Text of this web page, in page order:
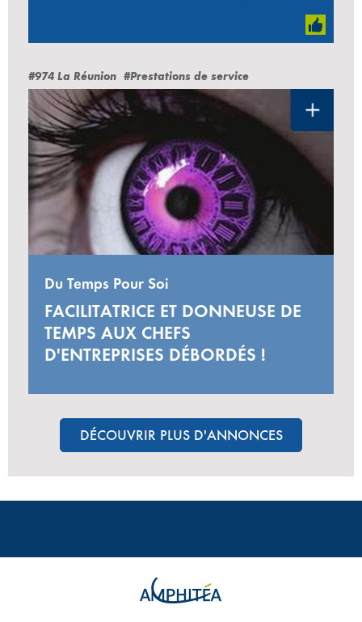
#974 La Réunion #Prestations de service
Du Temps Pour Soi
FACILITATRICE ET DONNEUSE DE
TEMPS AUX CHEFS
D'ENTREPRISES DÉBORDÉS !
DÉCOUVRIR PLUS D'ANNONCES